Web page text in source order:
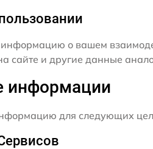
о вашем
сайте и другие данные
информации
для следующих